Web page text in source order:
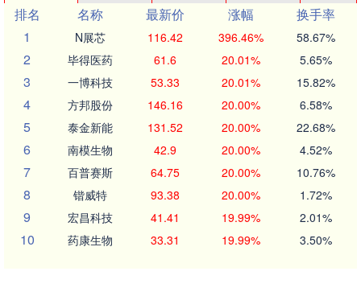
排名
名称 最新价 涨幅
换手率
1
N展芯 116.42 396.46% 58.67%
2 毕得医药 61.6 20.01% 5.65%
3 一博科技 53.33 20.01% 15.82%
4 方邦股份 146.16 20.00% 6.58%
5 泰金新能 131.52 20.00% 22.68%
6 南模生物 42.9 20.00% 4.52%
7 百普赛斯 64.75 20.00% 10.76%
8 锴威特 93.38 20.00% 1.72%
9 宏昌科技 41.41 19.99% 2.01%
10 药康生物 33.31 19.99% 3.50%